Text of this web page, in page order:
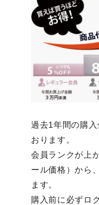
過去1年間の購
おります。
会員ランクが上
ール価格）から
ます。
購入前に必ずロ